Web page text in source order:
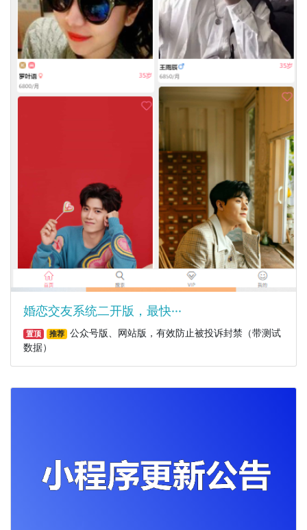
婚恋交友系统二开版，最快···
置顶 推荐
公众号版、网站版，有效防止被投诉封禁（带测试
数据）